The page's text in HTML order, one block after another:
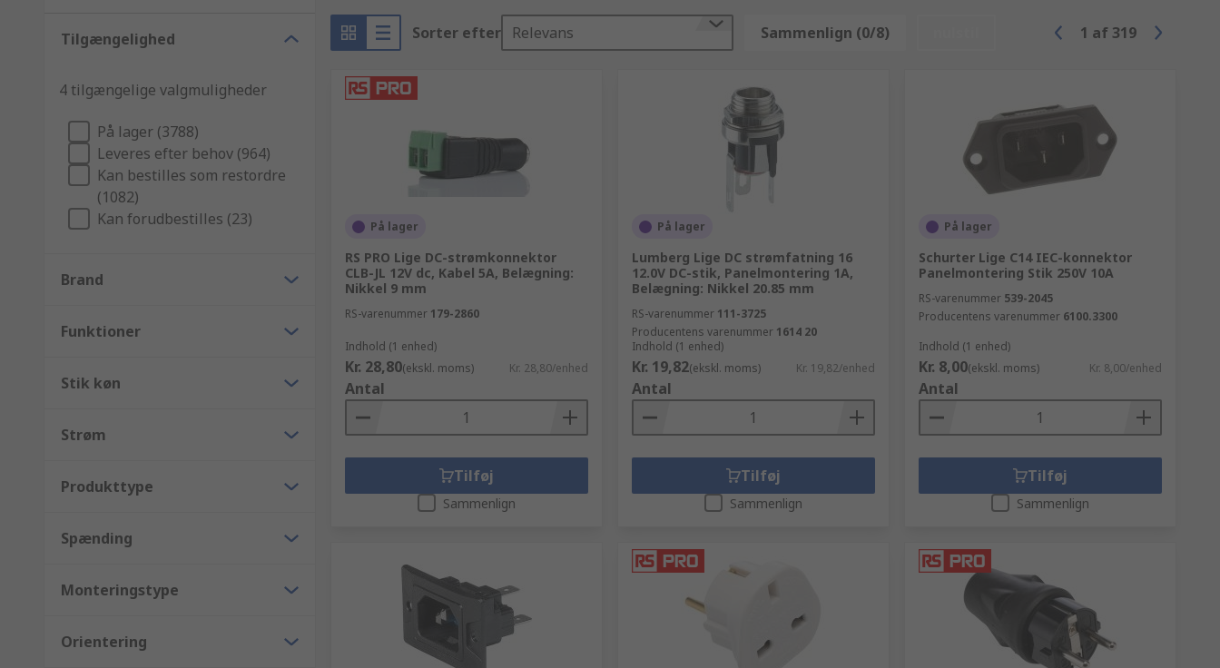
Tilgængelighed
4 tilgængelige valgmuligheder
På lager (3788)
Leveres efter behov (964)
Kan bestilles som restordre
(1082)
Kan forudbestilles (23)
Brand
Funktioner
Stik køn
Strøm
Produkttype
Spænding
Monteringstype
Orientering
Sorter efter Relevans Sammenlign (0/8) 1 af 319
På lager
RS PRO Lige DC-strømkonnektor
CLB-JL 12V dc, Kabel 5A, Belægning:
Nikkel 9 mm
RS-varenummer 179-2860
Indhold (1 enhed)
Kr. 28,80(ekskl. moms) Kr. 28,80/enhed
Antal
Tilføj
Sammenlign
På lager
Lumberg Lige DC strømfatning 16
12.0V DC-stik, Panelmontering 1A,
Belægning: Nikkel 20.85 mm
RS-varenummer 111-3725
Producentens varenummer 1614 20
Indhold (1 enhed)
Kr. 19,82(ekskl. moms) Kr. 19,82/enhed
Antal
Tilføj
Sammenlign
På lager
Schurter Lige C14 IEC-konnektor
Panelmontering Stik 250V 10A
RS-varenummer 539-2045
Producentens varenummer 6100.3300
Indhold (1 enhed)
Kr. 8,00(ekskl. moms) Kr. 8,00/enhed
Antal
Tilføj
Sammenlign